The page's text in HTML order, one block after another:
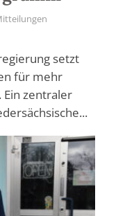
setzt
für mehr
zentraler